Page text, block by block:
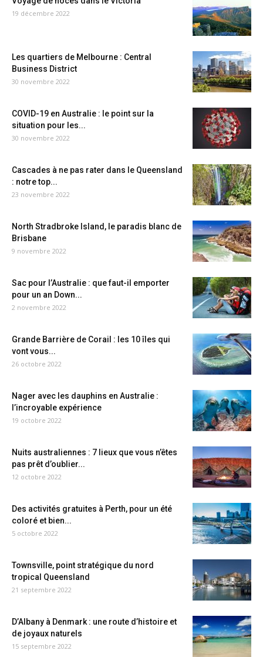
19 décembre 2022
Les quartiers de Melbourne : Central
Business District
30 novembre 2022
COVID-19 en Australie : le point sur la
situation pour les...
30 novembre 2022
Cascades à ne pas rater dans le Queensland
: notre top...
23 novembre 2022
North Stradbroke Island, le paradis blanc de
Brisbane
9 novembre 2022
Sac pour l’Australie : que faut-il emporter
pour un an Down...
2 novembre 2022
Grande Barrière de Corail : les 10 îles qui
vont vous...
26 octobre 2022
Nager avec les dauphins en Australie :
l’incroyable expérience
19 octobre 2022
Nuits australiennes : 7 lieux que vous n’êtes
pas prêt d’oublier...
12 octobre 2022
Des activités gratuites à Perth, pour un été
coloré et bien...
5 octobre 2022
Townsville, point stratégique du nord
tropical Queensland
21 septembre 2022
D’Albany à Denmark : une route d’histoire et
de joyaux naturels
15 septembre 2022